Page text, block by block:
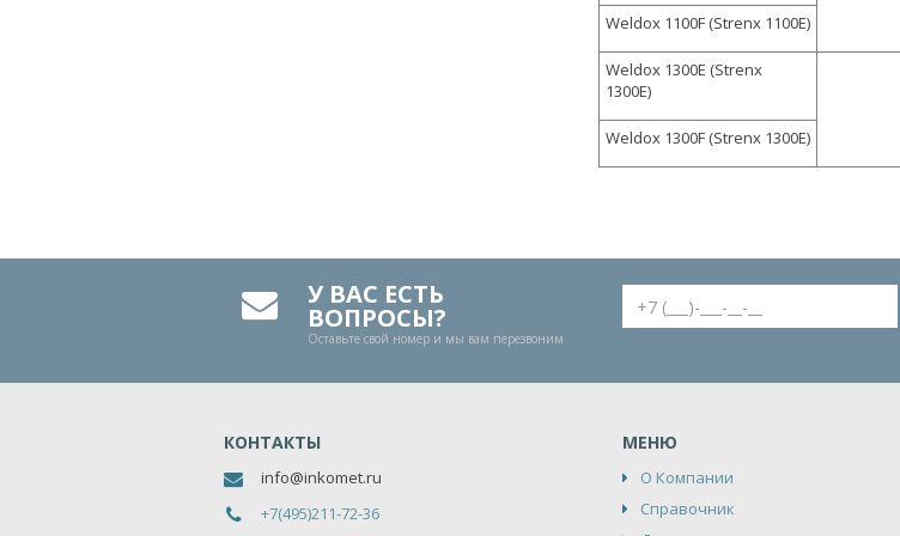
Weldox 1100F (Strenx 1100E)
Weldox 1300E (Strenx
1300E)
Weldox 1300F (Strenx 1300E)
У ВАС ЕСТЬ
ВОПРОСЫ?
Оставьте свой номер и мы вам перезвоним
КОНТАКТЫ
info@inkomet.ru
+7(495)211-72-36
МЕНЮ
О Компании
Справочник